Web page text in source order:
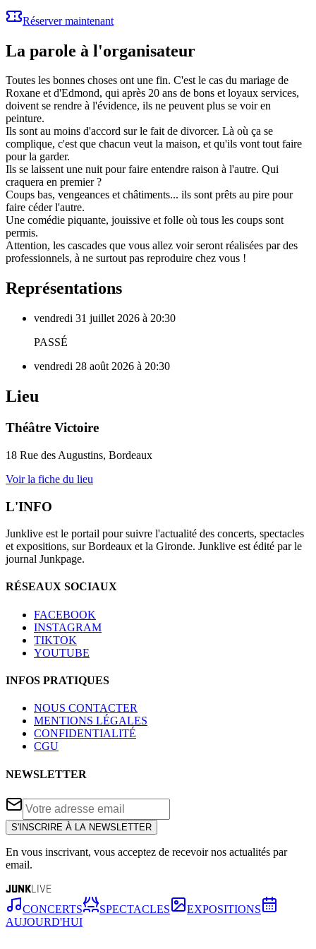
Réserver maintenant
La parole à l'organisateur
Toutes les bonnes choses ont une fin. C'est le cas du mariage de
Roxane et d'Edmond, qui après 20 ans de bons et loyaux services,
doivent se rendre à l'évidence, ils ne peuvent plus se voir en
peinture.
Ils sont au moins d'accord sur le fait de divorcer. Là où ça se
complique, c'est que chacun veut la maison, et qu'ils vont tout faire
pour la garder.
Ils se laissent une nuit pour faire entendre raison à l'autre. Qui
craquera en premier ?
Coups bas, vengeances et châtiments... ils sont prêts au pire pour
faire céder l'autre.
Une comédie piquante, jouissive et folle où tous les coups sont
permis.
Attention, les cascades que vous allez voir seront réalisées par des
professionnels, à ne surtout pas reproduire chez vous !
Représentations
vendredi 31 juillet 2026 à 20:30
PASSÉ
vendredi 28 août 2026 à 20:30
Lieu
Théâtre Victoire
18 Rue des Augustins, Bordeaux
Voir la fiche du lieu
L'INFO
Junklive est le portail pour suivre l'actualité des concerts, spectacles
et expositions, sur Bordeaux et la Gironde. Junklive est édité par le
journal Junkpage.
RÉSEAUX SOCIAUX
FACEBOOK
INSTAGRAM
TIKTOK
YOUTUBE
INFOS PRATIQUES
NOUS CONTACTER
MENTIONS LÉGALES
CONFIDENTIALITÉ
CGU
NEWSLETTER
S'INSCRIRE À LA NEWSLETTER
En vous inscrivant, vous acceptez de recevoir nos actualités par
email.
JUNKLIVE
CONCERTS SPECTACLES
EXPOSITIONS
AUJOURD'HUI